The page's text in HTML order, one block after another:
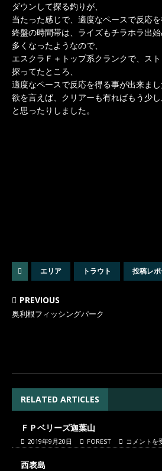
ダウンして探る釣りが、
当たった感じで、適度なペースで反応を
終盤の時間帯は、ライズもチラホラ出
多くなったようなので、
エスクラＦ＋トップ系クランクで、ス
探ってたところ、
適度なペースで反応を得る事が出来まし
欲を言えば、クリアーも有ればもう少
と思ったりしました。
エリア トラウト 投稿レポ
PREVIOUS
奥利根フィッシングパーク
RELATED ARTICLES
ＦＰベリーズ迦葉山
2019年9月20日 FOREST コメントを
西表島